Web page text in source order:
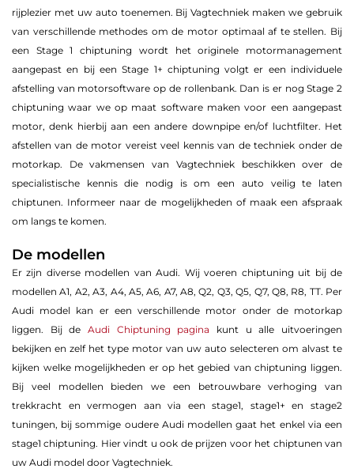
rijplezier met uw auto toenemen. Bij Vagtechniek maken we gebruik
van verschillende methodes om de motor optimaal af te stellen. Bij
een Stage 1 chiptuning wordt het originele motormanagement
aangepast en bij een Stage 1+ chiptuning volgt er een individuele
afstelling van motorsoftware op de rollenbank. Dan is er nog Stage 2
chiptuning waar we op maat software maken voor een aangepast
motor, denk hierbij aan een andere downpipe en/of luchtfilter. Het
afstellen van de motor vereist veel kennis van de techniek onder de
motorkap. De vakmensen van Vagtechniek beschikken over de
specialistische kennis die nodig is om een auto veilig te laten
chiptunen. Informeer naar de mogelijkheden of maak een afspraak
om langs te komen.
De modellen
Er zijn diverse modellen van Audi. Wij voeren chiptuning uit bij de
modellen A1, A2, A3, A4, A5, A6, A7, A8, Q2, Q3, Q5, Q7, Q8, R8, TT. Per
Audi model kan er een verschillende motor onder de motorkap
liggen. Bij de Audi Chiptuning pagina kunt u alle uitvoeringen
bekijken en zelf het type motor van uw auto selecteren om alvast te
kijken welke mogelijkheden er op het gebied van chiptuning liggen.
Bij veel modellen bieden we een betrouwbare verhoging van
trekkracht en vermogen aan via een stage1, stage1+ en stage2
tuningen, bij sommige oudere Audi modellen gaat het enkel via een
stage1 chiptuning. Hier vindt u ook de prijzen voor het chiptunen van
uw Audi model door Vagtechniek.